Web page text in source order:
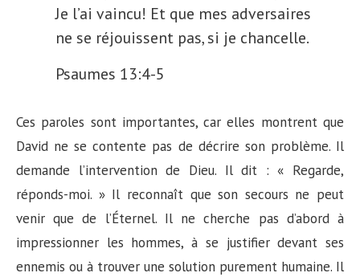
Je l’ai vaincu! Et que mes adversaires
ne se réjouissent pas, si je chancelle.
Psaumes 13:4-5
Ces paroles sont importantes, car elles montrent que
David ne se contente pas de décrire son problème. Il
demande l’intervention de Dieu. Il dit : « Regarde,
réponds-moi. » Il reconnaît que son secours ne peut
venir que de l’Éternel. Il ne cherche pas d’abord à
impressionner les hommes, à se justifier devant ses
ennemis ou à trouver une solution purement humaine. Il